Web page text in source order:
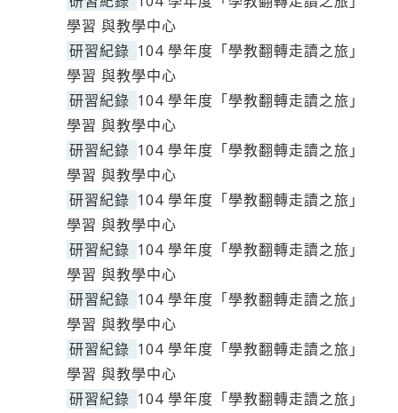
學習 與教學中心
研習紀錄 104 學年度「學教翻轉走讀之旅」
學習 與教學中心
研習紀錄 104 學年度「學教翻轉走讀之旅」
學習 與教學中心
研習紀錄 104 學年度「學教翻轉走讀之旅」
學習 與教學中心
研習紀錄 104 學年度「學教翻轉走讀之旅」
學習 與教學中心
研習紀錄 104 學年度「學教翻轉走讀之旅」
學習 與教學中心
研習紀錄 104 學年度「學教翻轉走讀之旅」
學習 與教學中心
研習紀錄 104 學年度「學教翻轉走讀之旅」
學習 與教學中心
研習紀錄 104 學年度「學教翻轉走讀之旅」